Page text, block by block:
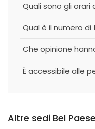
Quali sono gli orari
Qual è il numero
Che opinione
È accessibile alle
Altre sedi Bel